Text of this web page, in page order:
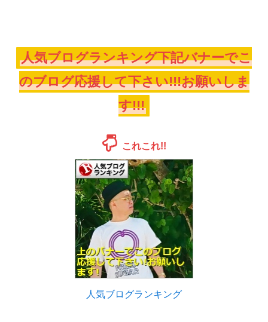
人気ブログランキング下記バナーでこ
のブログ応援して下さい!!!お願いしま
す!!!
これこれ!!
人気ブログランキング